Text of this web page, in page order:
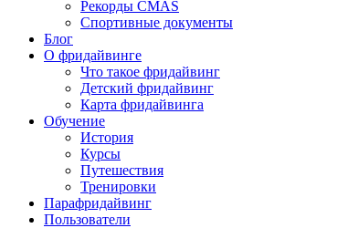
Рекорды CMAS
Спортивные документы
Блог
О фридайвинге
Что такое фридайвинг
Детский фридайвинг
Карта фридайвинга
Обучение
История
Курсы
Путешествия
Тренировки
Парафридайвинг
Пользователи